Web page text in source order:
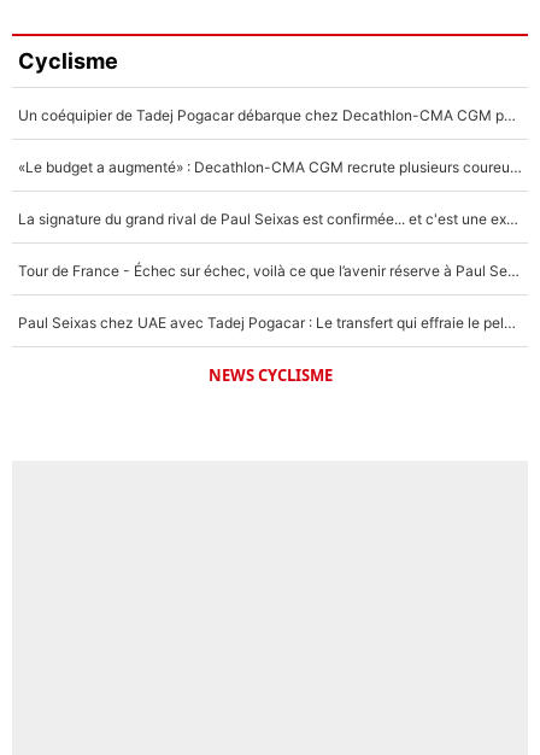
Cyclisme
Un coéquipier de Tadej Pogacar débarque chez Decathlon-CMA CGM pour épauler Paul Seixas : «Mes meilleures années sont à venir»
«Le budget a augmenté» : Decathlon-CMA CGM recrute plusieurs coureurs pour offrir à Paul Seixas une équipe pour gagner le Tour de France 2027
La signature du grand rival de Paul Seixas est confirmée... et c'est une excellente nouvelle pour l'équipe Decathlon-CMA CGM !
Tour de France - Échec sur échec, voilà ce que l’avenir réserve à Paul Seixas : «Tant qu’il y aura un Pogacar comme celui-là...»
Paul Seixas chez UAE avec Tadej Pogacar : Le transfert qui effraie le peloton, «c’est la pire des choses qui puisse arriver»
NEWS CYCLISME